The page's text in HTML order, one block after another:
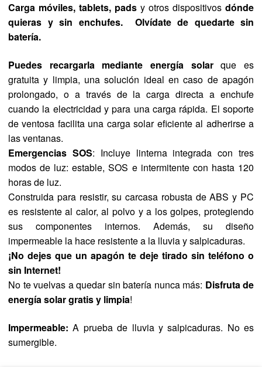
Carga móviles, tablets, pads y otros dispositivos dónde
quieras y sin enchufes. Olvídate de quedarte sin
batería.
Puedes recargarla mediante energía solarque es
gratuita y limpia, una solución ideal en caso de apagón
prolongado, o a través de la carga directa a enchufe
cuando la electricidad y para una carga rápida. El soporte
de ventosa facilita una carga solar eficiente al adherirse a
las ventanas.
Emergencias SOS: Incluye linterna integrada con tres
modos de luz: estable, SOS e intermitente con hasta 120
horas de luz.
Construida para resistir, su carcasa robusta de ABS y PC
es resistente al calor, al polvo y a los golpes, protegiendo
sus componentes internos. Además, su diseño
impermeable la hace resistente a la lluvia y salpicaduras.
¡No dejes que un apagón te deje tirado sin teléfono o
sin Internet!
No te vuelvas a quedar sin batería nunca más: Disfruta de
energía solar gratis y limpia!
Impermeable: A prueba de lluvia y salpicaduras. No es
sumergible.